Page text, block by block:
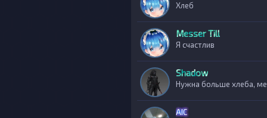
Хлеб
Messer Till
Я счастлив
Shadow
Нужна больше хлеба,
AIС